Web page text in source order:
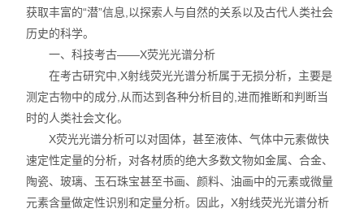
液相色谱仪
矿石分析仪
合金分析仪
元素分析仪
不锈钢分析仪
获取丰富的“潜”信息,以探索人与自然的关系以及古代人类社会
历史的科学。
一、科技考古——X荧光光谱分析
在考古研究中,X射线荧光光谱分析属于无损分析，主要是
测定古物中的成分,从而达到各种分析目的,进而推断和判断当
时的人类社会文化。
X荧光光谱分析可以对固体，甚至液体、气体中元素做快
速定性定量的分析，对各材质的绝大多数文物如金属、合金、
陶瓷、玻璃、玉石珠宝甚至书画、颜料、油画中的元素或微量
元素含量做定性识别和定量分析。因此，X射线荧光光谱分析